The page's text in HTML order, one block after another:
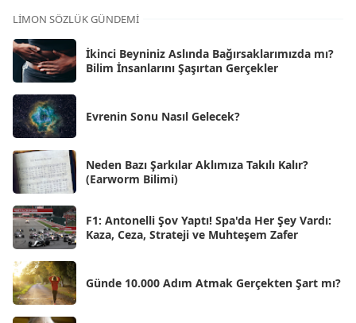
Kas 2025
Eki 2025
Eyl 2025 [56]
Ağu 2025
Tem 2025
Haz 2025
May 2025 [54]
Nis 2025 [56]
Mar 2025
Şub 2025
Oca 2025
LIMON SÖZLÜK GÜNDEMI
İkinci Beyniniz Aslında Bağırsaklarımızda mı?
Bilim İnsanlarını Şaşırtan Gerçekler
Evrenin Sonu Nasıl Gelecek?
Neden Bazı Şarkılar Aklımıza Takılı Kalır?
(Earworm Bilimi)
F1: Antonelli Şov Yaptı! Spa'da Her Şey Vardı:
Kaza, Ceza, Strateji ve Muhteşem Zafer
Günde 10.000 Adım Atmak Gerçekten Şart mı?